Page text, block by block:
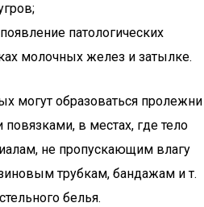
патологических
молочных желез и затылке.
могут образоваться пролежни
в местах, где тело
не пропускающим влагу
трубкам, бандажам и т.
белья.